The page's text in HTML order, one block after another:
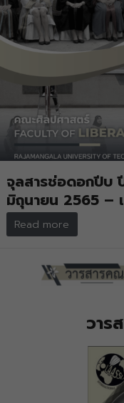
จุลสารช่อดอกปีบ
มิถุนายน 2565 –
Read more
วาร